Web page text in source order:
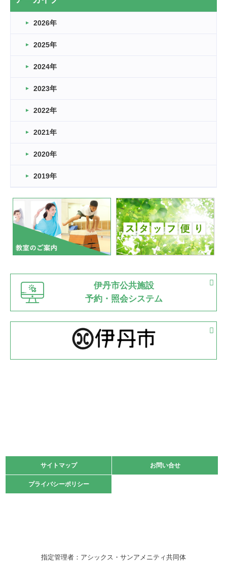
なぎなた
2026.03.16
車いすバスケとRくんのお話
卒業・卒園の季節★
2026.03.11
緑ケ丘体育館
2022.11.03
緑ケ丘体育館
いたっぼーる大会☆彡
緑ケ丘体育館
2022.07.03
市内総合体育大会が開始
緑ケ丘体育館 猪名川運動広場
古池運動広場
2022.06.12
県知事杯争奪バレーボール大会が開催
緑ケ丘体育館
2022.05.05
体育協会長杯 バドミントン競技の部
2022.05.22
緑ケ丘体育館
2021.10.23
卓球選手権大会ラージボールの部開催☆
2026年
2025年
2024年
2023年
2022年
2021年
2020年
2019年
伊丹市公共施設
予約・照会システム
サイトマップ お問い合せ
プライバシーポリシー
サイトマップ お問い合せ
プライバシーポリシー
指定管理者：アシックス・サンアメニティ共同体